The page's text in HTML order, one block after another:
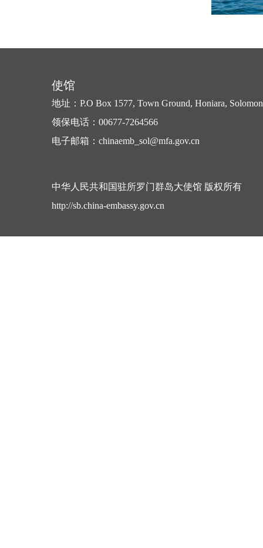
使馆
地址：P.O Box 1577, Town Ground, Honiara,
领保电话：00677-7264566
电子邮箱：chinaemb_sol@mfa.gov.cn
中华人民共和国驻所罗门群岛大使馆 版权所有
http://sb.china-embassy.gov.cn